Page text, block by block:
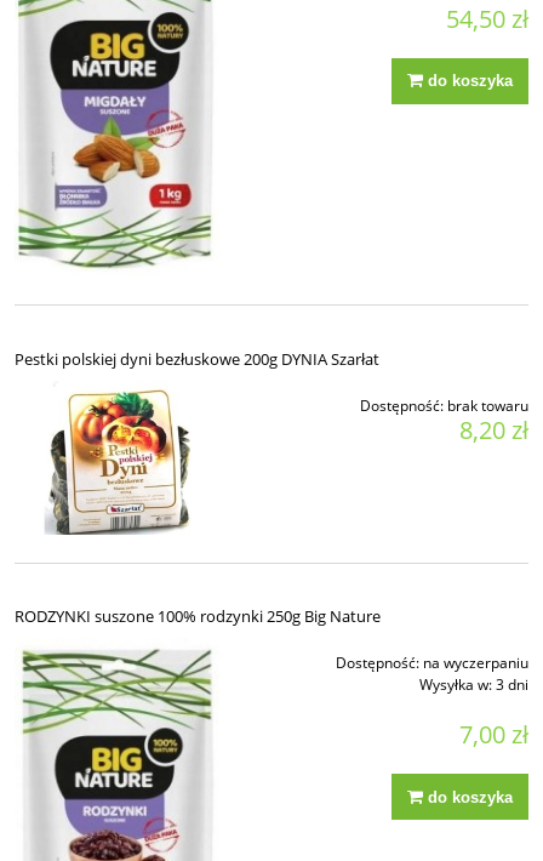
54,50 zł
do koszyka
Pestki polskiej dyni bezłuskowe 200g DYNIA Szarłat
Dostępność: brak towaru
8,20 zł
RODZYNKI suszone 100% rodzynki 250g Big Nature
Dostępność: na wyczerpaniu
Wysyłka w:3 dni
7,00 zł
do koszyka